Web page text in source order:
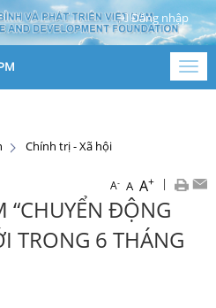
Đăng nhập
Chính trị - Xã hội
A- A A+ |
ĐỘNG
TRONG 6 THÁNG